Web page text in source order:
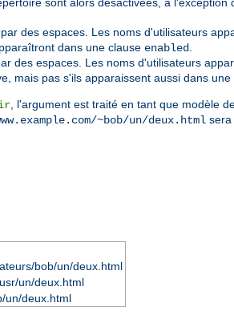
des espaces. Les noms d'utilisateurs
dans une clause enabled
des espaces. Les noms d'utilisateurs
mais pas s'ils apparaissent aussi dans une
, l'argument est traité en tant que modèle
~bob/un/deux.html sera
bob/un/deux.html
un/deux.html
un/deux.html